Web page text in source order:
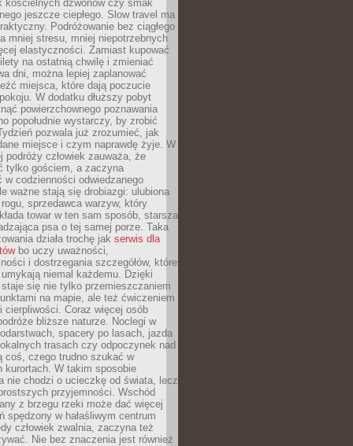
kościelnych dzwonów czy smak
jeszcze ciepłego. Slow travel ma
Podróżowanie bez ciągłego
mniej stresu, mniej niepotrzebnych
elastyczności. Zamiast kupować
na ostatnią chwilę i zmieniać
dni, można lepiej zaplanować
miejsca, które dają poczucie
W dodatku dłuższy pobyt
powierzchownego poznawania
popołudnie wystarczy, by zrobić
pozwala już zrozumieć, jak
miejsce i czym naprawdę żyje. W
podróży człowiek zauważa, że
tylko gościem, a zaczyna
w codzienności odwiedzanego
ważne stają się drobiazgi: ulubiona
sprzedawca warzyw, który
towar w ten sam sposób, starsza
psa o tej samej porze. Taka
działa trochę jak serwis dla
bo uczy uważności,
i dostrzegania szczegółów, które
niemal każdemu. Dzięki
się nie tylko przemieszczaniem
na mapie, ale też ćwiczeniem
cierpliwości. Coraz więcej osób
bliższe naturze. Noclegi w
spacery po lasach, jazda
trasach czy odpoczynek nad
coś, czego trudno szukać w
kurortach. W takim sposobie
nie chodzi o ucieczkę od świata, lecz
przyjemności. Wschód
z brzegu rzeki może dać więcej
spędzony w hałaśliwym centrum
człowiek zwalnia, zaczyna też
Nie bez znaczenia jest również